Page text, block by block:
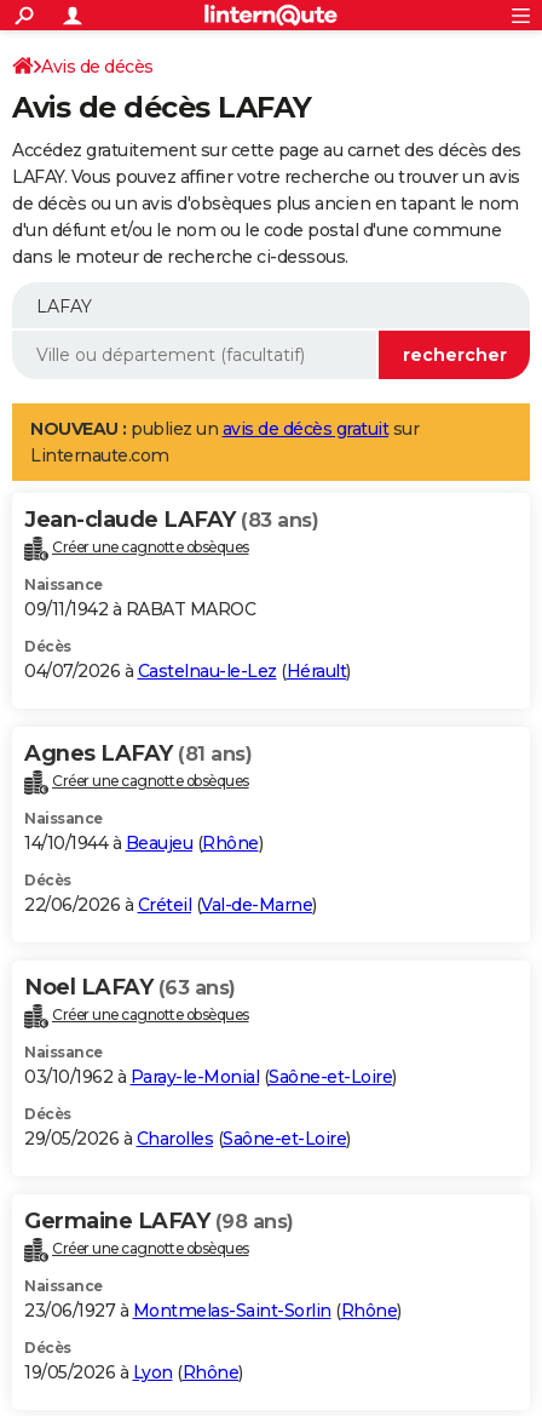
ACTUALITÉS
Politique
Société
Faits Divers
Education
Monde
Villes
+
SPORT
Coupe du monde 2026
Football
Tennis
Cyclisme
Rugby
Forum
Programme TV
TNTStreaming
Cinéma
Sorties cinéma
Musique
+
FINANCE
Retraite
Impôts
Epargne
Immobilier
Risques naturels par ville
Banque
Assurance
Crédit
AUTO
Essais
Réserver un essai
Citadines
Berlines
SUV
Forum auto
+
Mobiles
Meilleur smartphone
Internet
Ordinateurs
Jeux vidéo
Guide high-tech
Aménagement intérieur
LIFESTYLE
Art de vivre
Bien-être
Loisirs
Mode
Modes de vie
Alimentation
Guide de la santé
Maladies
Médicaments
Sommeil
VOYAGE
Destinations
City break
Voyage nature
Voyage de noces
Forum
Climat
+PHOTO
GUIDES D'ACHAT
BONS PLANS
Carte de Noël
Carte Bonne année
Carte Saint-Valentin
Carte Pâques
Carte d'anniversaire
DICTIONNAIRE
Dictionnaire
Biographies
Citations
Expressions
Proverbes
PROGRAMME TV
S'inscrire
Se connecter
Lycées
Collèges
Primaires
Universités
Entreprises
Service militaire
Avis de recherche
AVIS DE DÉCÈS
Bricolage
Lifestyle
Culture
Sport
Auto
Television
Voyage
Cinema
Avis de décès
Avis de décès LAFAY
Accédez gratuitement sur cette page au carnet des décès des
LAFAY. Vous pouvez affiner votre recherche ou trouver un avis
de décès ou un avis d'obsèques plus ancien en tapant le nom
d'un défunt et/ou le nom ou le code postal d'une commune
dans le moteur de recherche ci-dessous.
NOUVEAU : publiez un avis de décès gratuitsur
Linternaute.com
Jean-claude LAFAY (83 ans)
Créer une cagnotte obsèques
Naissance
09/11/1942 à RABAT MAROC
Décès
04/07/2026 à Castelnau-le-Lez (Hérault)
Agnes LAFAY (81 ans)
Créer une cagnotte obsèques
Naissance
14/10/1944 à Beaujeu (Rhône)
Décès
22/06/2026 à Créteil (Val-de-Marne)
Noel LAFAY (63 ans)
Créer une cagnotte obsèques
Naissance
03/10/1962 à Paray-le-Monial (Saône-et-Loire)
Décès
29/05/2026 à Charolles (Saône-et-Loire)
Germaine LAFAY (98 ans)
Créer une cagnotte obsèques
Naissance
23/06/1927 à Montmelas-Saint-Sorlin (Rhône)
Décès
19/05/2026 à Lyon (Rhône)